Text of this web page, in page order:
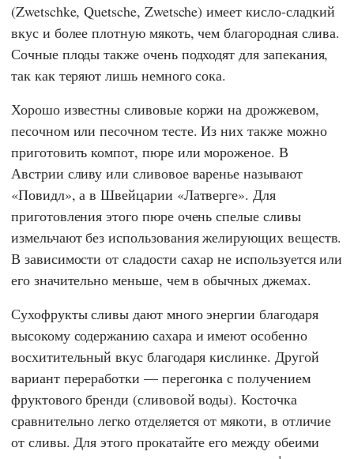
(Zwetschke, Quetsche, Zwetsche) имеет кисло-сладкий
вкус и более плотную мякоть, чем благородная слива.
Сочные плоды также очень подходят для запекания,
так как теряют лишь немного сока.
Хорошо известны сливовые коржи на дрожжевом,
песочном или песочном тесте. Из них также можно
приготовить компот, пюре или мороженое. В
Австрии сливу или сливовое варенье называют
«Повидл», а в Швейцарии «Латверге». Для
приготовления этого пюре очень спелые сливы
измельчают без использования желирующих веществ.
В зависимости от сладости сахар не используется или
его значительно меньше, чем в обычных джемах.
Сухофрукты сливы дают много энергии благодаря
высокому содержанию сахара и имеют особенно
восхитительный вкус благодаря кислинке. Другой
вариант переработки — перегонка с получением
фруктового бренди (сливовой воды). Косточка
сравнительно легко отделяется от мякоти, в отличие
от сливы. Для этого прокатайте его между обеими